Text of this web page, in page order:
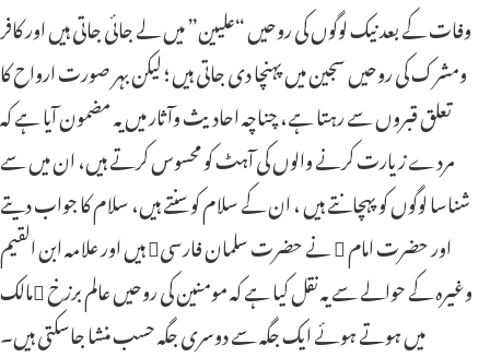
وفات کے بعد نیک لوگوں کی روحیں “علیین” میں لے جائی جاتی ہیں اور کافر
ومشرک کی روحیں سجین میں پہنچا دی جاتی ہیں ؛ لیکن بہر صورت ارواح کا
تعلق قبروں سے رہتا ہے، چناچہ احادیث وآثار میں یہ مضمون آیا ہے کہ
مردے زیارت کرنے والوں کی آہٹ کو محسوس کرتے ہیں، ان میں سے
شناسا لوگوں کو پہچانتے ہیں ، ان کے سلام کو سنتے ہیں، سلام کا جواب دیتے
ہیں اور علامہ ابن القیم نے حضرت سلمان فارسی  اور حضرت امام
مالک وغیرہ کے حوالے سے یہ نقل کیا ہے کہ مومنین کی روحیں عالم برزخ
میں ہوتے ہوئے ایک جگہ سے دوسری جگہ حسب منشا جاسکتی ہیں۔